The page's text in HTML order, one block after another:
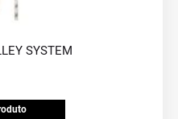
SYSTEM